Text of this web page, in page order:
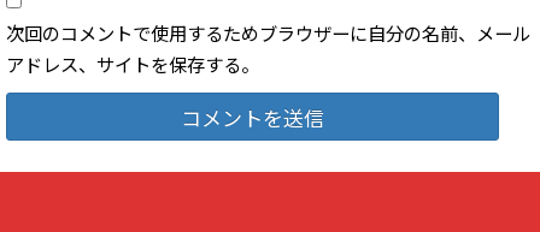
次回のコメントで使用するためブラウザーに自分の名前、メール
アドレス、サイトを保存する。